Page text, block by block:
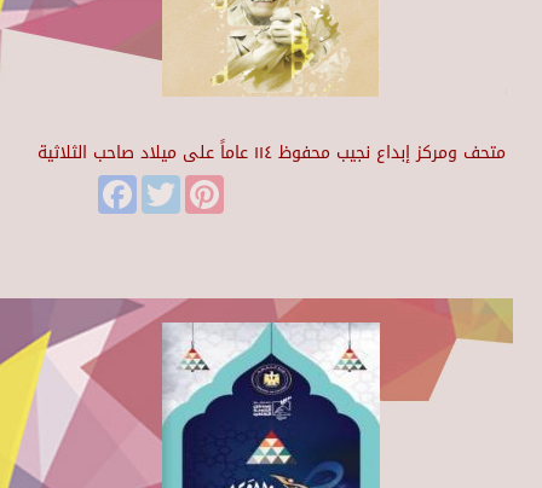
متحف ومركز إبداع نجيب محفوظ ١١٤ عاماً على ميلاد صاحب الثلاثية
FacebookTwitter